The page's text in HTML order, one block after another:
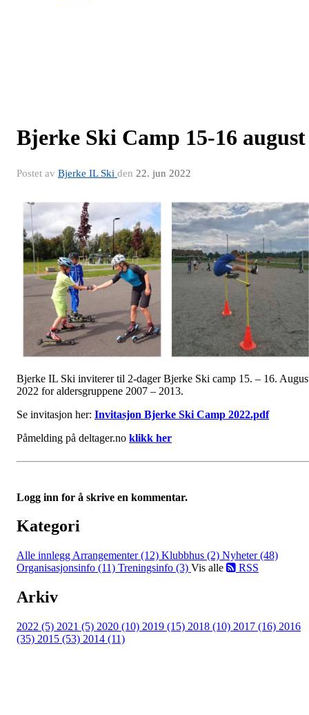
Bjerke Ski Camp 15-16 august
Postet av Bjerke IL Ski den 22. jun 2022
Bjerke IL Ski inviterer til 2-dager Bjerke Ski camp 15. – 16.
2022 for aldersgruppene 2007 – 2013.
Se invitasjon her: Invitasjon Bjerke Ski Camp 2022.pdf
Påmelding på deltager.no klikk her
Logg inn for å skrive en kommentar.
Kategori
Alle innlegg Arrangementer (12) Klubbhus (2) Nyheter (48)
Organisasjonsinfo (11) Treningsinfo (3) Vis alle RSS
Arkiv
2022 (5) 2021 (5) 2020 (10) 2019 (15) 2018 (10) 2017 (16) 2016
(35) 2015 (53) 2014 (11)